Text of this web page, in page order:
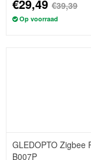
€29,49 €39,39
Op voorraad
GLEDOPTO Zigbee
B007P